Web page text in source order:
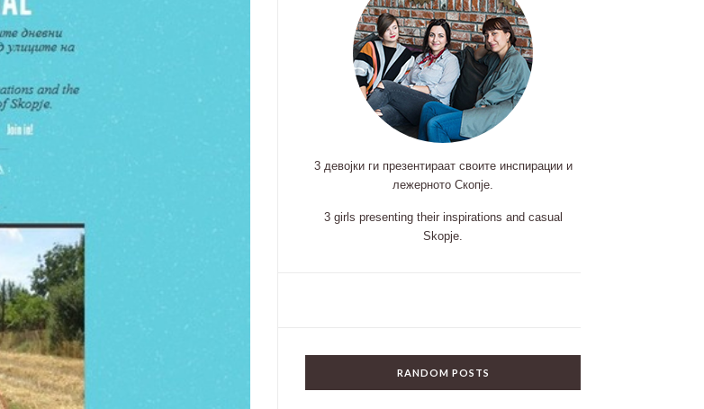
3 девојки ги презентираат своите инспирации и
лежерното Скопје.
3 girls presenting their inspirations and casual
Skopje.
RANDOM POSTS